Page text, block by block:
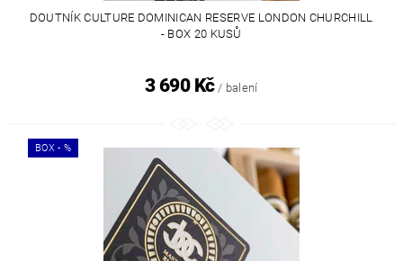
DOUTNÍK CULTURE DOMINICAN RESERVE LONDON CHURCHILL
- BOX 20 KUSŮ
3 690 Kč / balení
BOX - %